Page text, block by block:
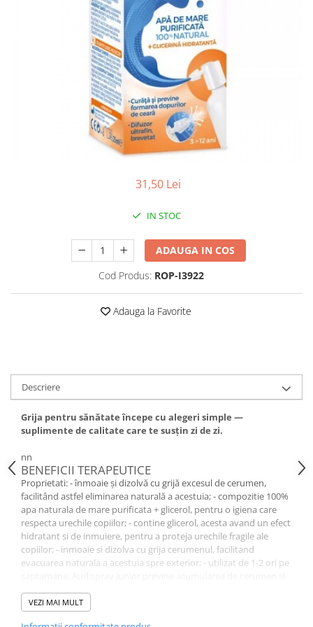
Altele-Suplimente alimentare
31,50 Lei
IN STOC
ADAUGA IN COS
Cod Produs: ROP-I3922
Adauga la Favorite
Descriere
Grija pentru sănătate începe cu alegeri simple —
suplimente de calitate care te susțin zi de zi.
nn
BENEFICII TERAPEUTICE
Proprietati: - înmoaie şi dizolvă cu grijă excesul de cerumen,
facilitând astfel eliminarea naturală a acestuia; - compozitie 100%
apa naturala de mare purificata + glicerol, pentru o igiena care
respecta urechile copiilor; - contine glicerol, acesta avand un efect
hidratant si de inmuiere, pentru a proteja urechile fragile ale
copiilor; - inmoaie si dizolva cu grija cerumenul, facilitand
evacuarea naturala a acestuia spre exterior; - utilizat de 1-2 ori pe
utilizarii in azul opiilor, cu protectie la suprapresiune.
nn
VEZI MAI MULT